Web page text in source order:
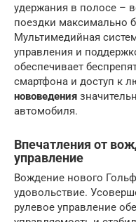
удержания в полосе –
поездки максимально
Мультимедийная
управления и
обеспечивает
смартфона и доступ к
нововедения
автомобиля.
Впечатления от
управление
Вождение нового
удовольствие.
рулевое управление